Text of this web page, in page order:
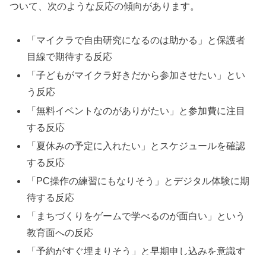
ついて、次のような反応の傾向があります。
「マイクラで自由研究になるのは助かる」と保護者
目線で期待する反応
「子どもがマイクラ好きだから参加させたい」とい
う反応
「無料イベントなのがありがたい」と参加費に注目
する反応
「夏休みの予定に入れたい」とスケジュールを確認
する反応
「PC操作の練習にもなりそう」とデジタル体験に期
待する反応
「まちづくりをゲームで学べるのが面白い」という
教育面への反応
「予約がすぐ埋まりそう」と早期申し込みを意識す